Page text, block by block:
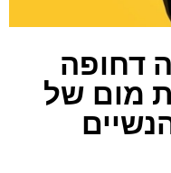
דחופה
מום של